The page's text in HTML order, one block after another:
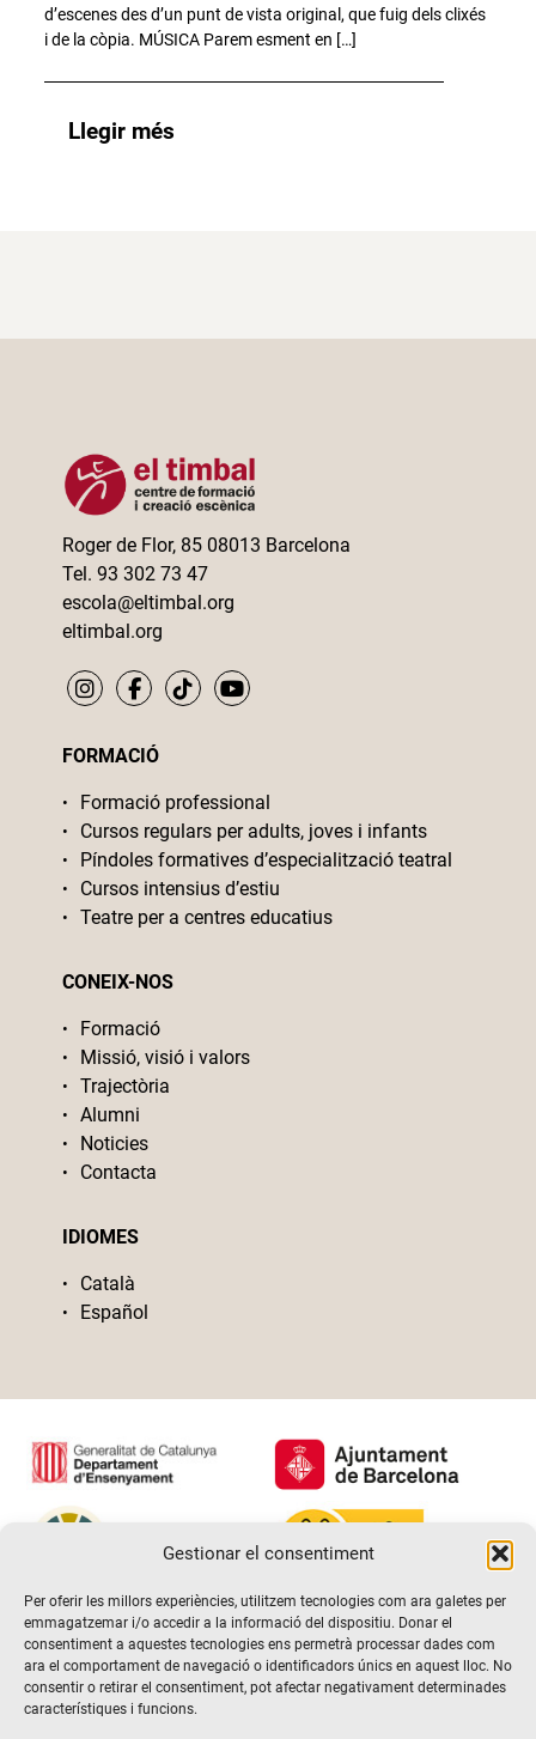
Gestionar el consentiment
Per oferir les millors experiències, utilitzem tecnologies com ara galetes per
emmagatzemar i/o accedir a la informació del dispositiu. Donar el
consentiment a aquestes tecnologies ens permetrà processar dades com
ara el comportament de navegació o identificadors únics en aquest lloc. No
consentir o retirar el consentiment, pot afectar negativament determinades
característiques i funcions.
d’escenes des d’un punt de vista original, que fuig dels clixés
i de la còpia. MÚSICA Parem esment en […]
Llegir més
Roger de Flor, 85 08013 Barcelona
Tel. 93 302 73 47
escola@eltimbal.org
eltimbal.org
FORMACIÓ
Formació professional
Cursos regulars per adults, joves i infants
Píndoles formatives d’especialització teatral
Cursos intensius d’estiu
Teatre per a centres educatius
CONEIX-NOS
Formació
Missió, visió i valors
Trajectòria
Alumni
Noticies
Contacta
IDIOMES
Català
Español